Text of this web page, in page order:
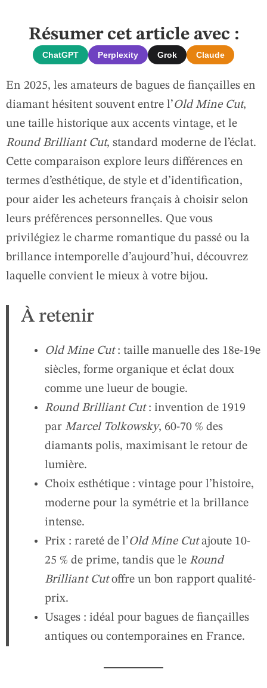
Résumer cet article avec :
ChatGPT Perplexity Grok Claude
En 2025, les amateurs de bagues de fiançailles en
diamant hésitent souvent entre l’Old Mine Cut,
une taille historique aux accents vintage, et le
Round Brilliant Cut, standard moderne de l’éclat.
Cette comparaison explore leurs différences en
termes d’esthétique, de style et d’identification,
pour aider les acheteurs français à choisir selon
leurs préférences personnelles. Que vous
privilégiez le charme romantique du passé ou la
brillance intemporelle d’aujourd’hui, découvrez
laquelle convient le mieux à votre bijou.
À retenir
Old Mine Cut: taille manuelle des 18e-19e
siècles, forme organique et éclat doux
comme une lueur de bougie.
Round Brilliant Cut: invention de 1919
par Marcel Tolkowsky, 60-70 % des
diamants polis, maximisant le retour de
lumière.
Choix esthétique : vintage pour l’histoire,
moderne pour la symétrie et la brillance
intense.
Prix : rareté de l’Old Mine Cutajoute 10-
25 % de prime, tandis que le Round
Brilliant Cutoffre un bon rapport qualité-
prix.
Usages : idéal pour bagues de fiançailles
antiques ou contemporaines en France.